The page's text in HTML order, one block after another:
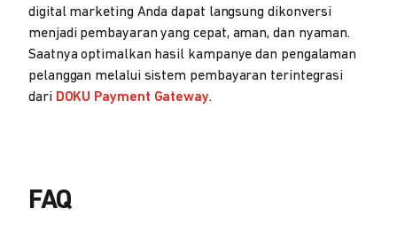
digital marketing Anda dapat langsung dikonversi
menjadi pembayaran yang cepat, aman, dan nyaman.
Saatnya optimalkan hasil kampanye dan pengalaman
pelanggan melalui sistem pembayaran terintegrasi
dari DOKU Payment Gateway.
FAQ